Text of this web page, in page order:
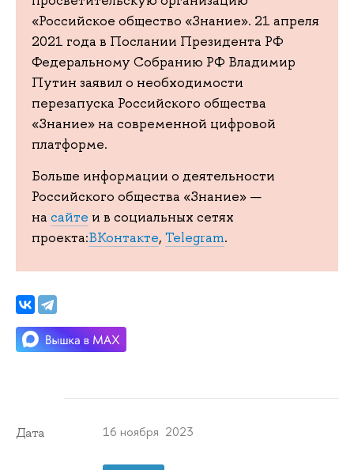
«Российское общество «Знание». 21 апреля
2021 года в Послании Президента РФ
Федеральному Собранию РФ Владимир
Путин заявил о необходимости
перезапуска Российского общества
«Знание» на современной цифровой
платформе.
Больше информации о деятельности
Российского общества «Знание» —
на сайте и в социальных сетях
проекта:ВКонтакте, Telegram.
Дата 16 ноября 2023